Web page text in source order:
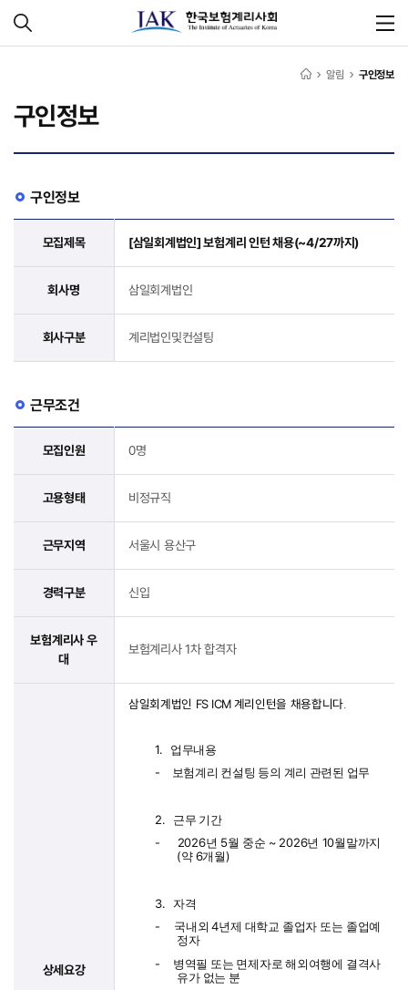
알림 구인정보
구인정보
구인정보
모집제목 [삼일회계법인] 보험계리 인턴 채용(~4/27까지)
회사명 삼일회계법인
회사구분 계리법인및컨설팅
근무조건
모집인원 0명
고용형태 비정규직
근무지역 서울시 용산구
경력구분 신입
보험계리사 우
대
보험계리사 1차 합격자
상세요강
삼일회계법인 FS ICM계리인턴을 채용합니다
1. 업무내용
- 보험계리 컨설팅 등의 계리 관련된 업무
2. 근무 기간
- 2026년 5월 중순 ~ 2026년 10월말까지
(약 6개월)
3. 자격
- 국내외4년제 대학교 졸업자 또는 졸업예
정자
-
병역필 또는 면제자로 해외여행에 결격사
유가 없는 분